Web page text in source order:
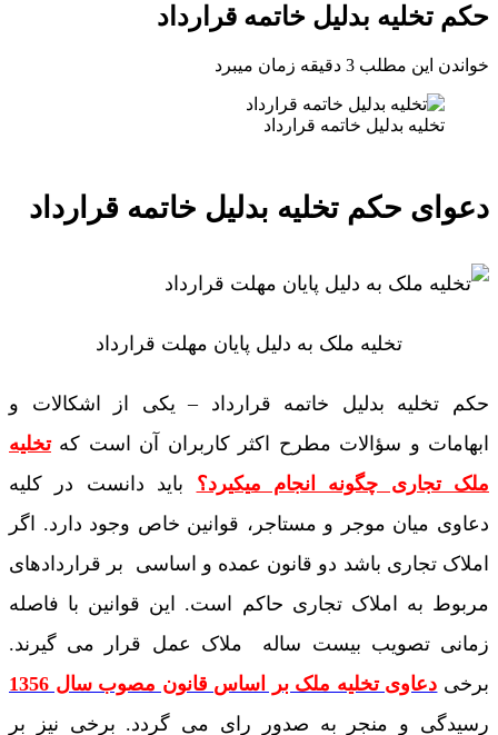
حکم تخلیه بدلیل خاتمه قرارداد
خواندن این مطلب 3 دقیقه زمان میبرد
تخلیه بدلیل خاتمه قرارداد
دعوای حکم تخلیه بدلیل خاتمه قرارداد
تخلیه ملک به دلیل پایان مهلت قرارداد
حکم تخلیه بدلیل خاتمه قرارداد – یکی از اشکالات و
ابهامات و سؤالات مطرح اکثر کاربران آن است کهتخلیه
ملک تجاری چگونه انجام میکیرد؟ باید دانست در کلیه
دعاوی میان موجر و مستاجر، قوانین خاص وجود دارد. اگر
املاک تجاری باشد دو قانون عمده و اساسی بر قراردادهای
مربوط به املاک تجاری حاکم است. این قوانین با فاصله
زمانی تصویب بیست ساله ملاک عمل قرار می گیرند.
برخی دعاوی تخلیه ملک بر اساس قانون مصوب سال 1356
رسیدگی و منجر به صدور رای می گردد. برخی نیز بر